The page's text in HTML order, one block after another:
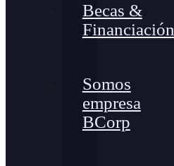
Becas &
Financiación
Somos
empresa
BCorp